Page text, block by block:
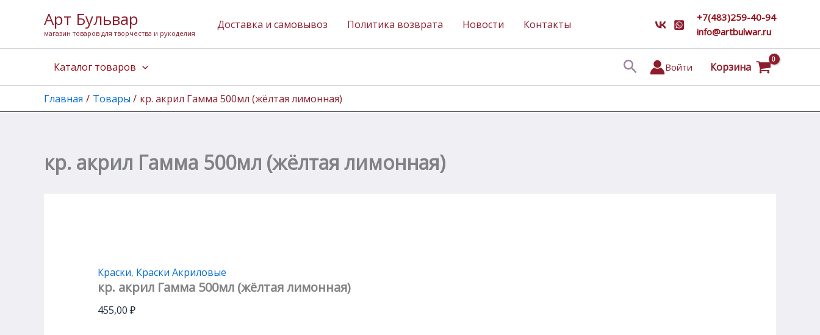
содержимому
Арт Бульвар
магазин товаров для творчества и рукоделия
Доставка и самовывоз Политика возврата Новости Контакты
+7(483)259-40-94
info@artbulwar.ru
Каталог товаров ПоискВойти Корзина
Главная Товары кр. акрил Гамма 500мл (жёлтая лимонная)
кр. акрил Гамма 500мл (жёлтая лимонная)
Краски, Краски Акриловые
кр. акрил Гамма 500мл (жёлтая лимонная)
455,00 ₽